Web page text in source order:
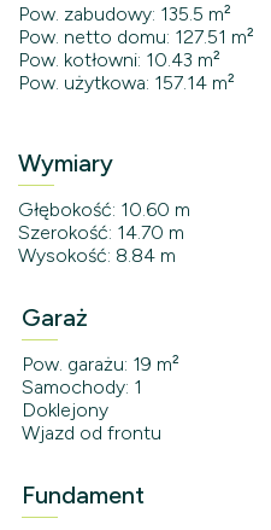
Pow. zabudowy: 135.5 m²
Pow. netto domu: 127.51 m²
Pow. kotłowni: 10.43 m²
Pow. użytkowa: 157.14 m²
Wymiary
Głębokość: 10.60 m
Szerokość: 14.70 m
Wysokość: 8.84 m
Garaż
Pow. garażu: 19 m²
Samochody: 1
Doklejony
Wjazd od frontu
Fundament